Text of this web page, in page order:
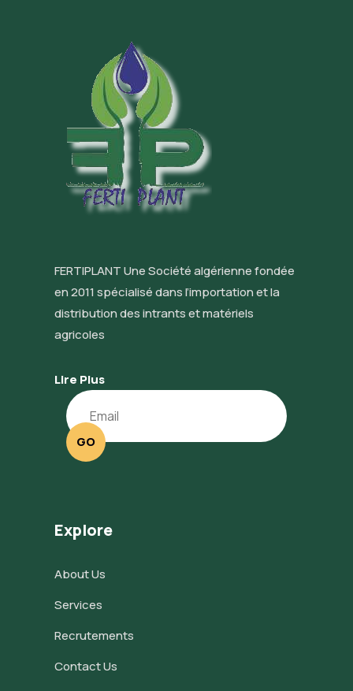
FERTIPLANT Une Société algérienne fondée
en 2011 spécialisé dans l’importation et la
distribution des intrants et matériels
agricoles
Lire Plus
GO
Explore
About Us
Services
Recrutements
Contact Us